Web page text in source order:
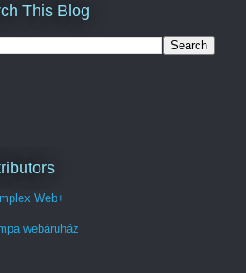
This Blog
Web+
webáruház